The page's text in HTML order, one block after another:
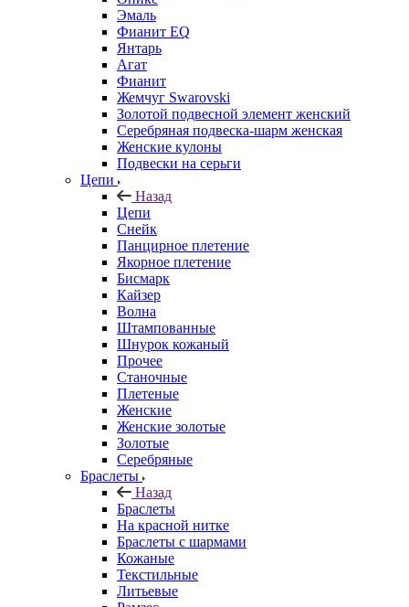
Эмаль
Фианит EQ
Янтарь
Агат
Фианит
Жемчуг Swarovski
Золотой подвесной элемент женcкий
Серебряная подвеска-шарм женская
Женские кулоны
Подвески на серьги
Цепи
Назад
Цепи
Снейк
Панцирное плетение
Якорное плетение
Бисмарк
Кайзер
Волна
Штампованные
Шнурок кожаный
Прочее
Станочные
Плетеные
Женские
Женские золотые
Золотые
Серебряные
Браслеты
Назад
Браслеты
На красной нитке
Браслеты с шармами
Кожаные
Текстильные
Литьевые